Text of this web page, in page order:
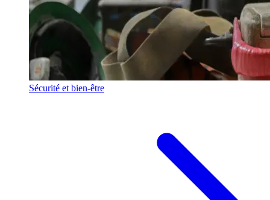
Sécurité et bien-être